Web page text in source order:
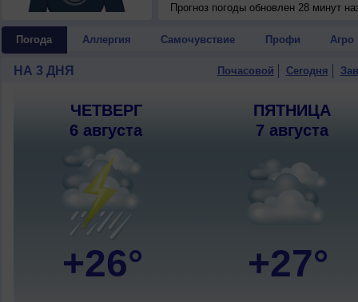
Прогноз погоды обновлен 28 минут
Погода Аллергия Самочувствие Профи Агро
НА 3 ДНЯ Почасовой Сегодня
ЧЕТВЕРГ
6 августа
+26°
ПЯТНИЦА
7 августа
+27°